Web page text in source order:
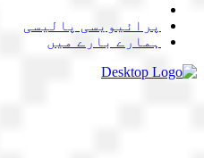
پرائیویسی پالیسی
ہمارے بارے میں